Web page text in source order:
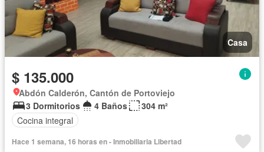
Casa
$ 135.000
Abdón Calderón, Cantón de Portoviejo
3 Dormitorios
4 Baños
304 m²
Cocina integral
Hace 1 semana, 16 horas en - Inmobiliaria Libertad